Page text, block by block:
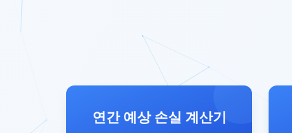
연간 예상 손실 계산기